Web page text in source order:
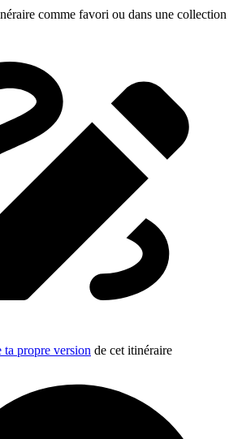
comme favori ou dans une collection
ta propre version de cet itinéraire